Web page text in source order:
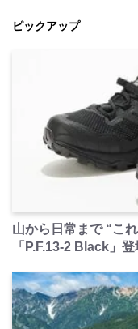
ピックアップ
山から日常まで “こ
「P.F.13-2 Black」登